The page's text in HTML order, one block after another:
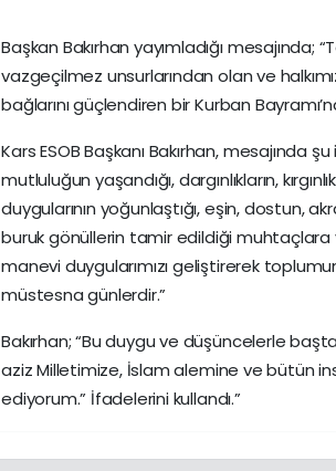
Başkan Bakırhan yayımladığı mesajında;
vazgeçilmez unsurlarından olan ve
bağlarını güçlendiren bir Kurban
Kars ESOB Başkanı Bakırhan, mesajında
mutluluğun yaşandığı, dargınlıkların,
duygularının yoğunlaştığı, eşin, dostun,
buruk gönüllerin tamir edildiği muhtaçlara
manevi duygularımızı geliştirerek
müstesna günlerdir.”
Bakırhan; “Bu duygu ve düşüncelerle
aziz Milletimize, İslam alemine ve bütün
ediyorum.” İfadelerini kullandı.”